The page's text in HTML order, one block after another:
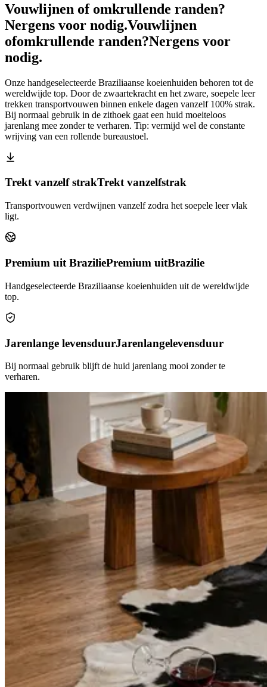
Vouwlijnen of omkrullende randen?
Nergens voor nodig.Vouwlijnen
ofomkrullende randen?Nergens voor
nodig.
Onze handgeselecteerde Braziliaanse koeienhuiden behoren tot de
wereldwijde top. Door de zwaartekracht en het zware, soepele leer
trekken transportvouwen binnen enkele dagen vanzelf 100% strak.
Bij normaal gebruik in de zithoek gaat een huid moeiteloos
jarenlang mee zonder te verharen. Tip: vermijd wel de constante
wrijving van een rollende bureaustoel.
Trekt vanzelf strakTrekt vanzelfstrak
Transportvouwen verdwijnen vanzelf zodra het soepele leer vlak
ligt.
Premium uit BraziliePremium uitBrazilie
Handgeselecteerde Braziliaanse koeienhuiden uit de wereldwijde
top.
Jarenlange levensduurJarenlangelevensduur
Bij normaal gebruik blijft de huid jarenlang mooi zonder te
verharen.